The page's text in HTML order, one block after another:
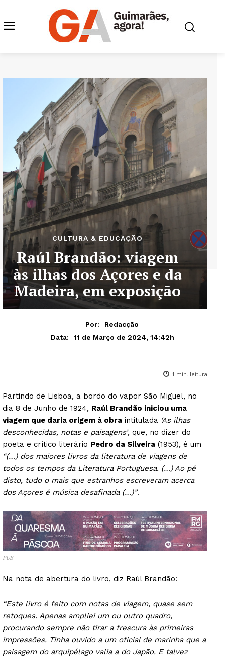
CULTURA & EDUCAÇÃO
Raúl Brandão: viagem
às ilhas dos Açores e da
Madeira, em exposição
Por:
Redacção
Data:
11 de Março de 2024, 14:42h
1 min. leitura
Partindo de Lisboa, a bordo do vapor São Miguel, no
dia 8 de Junho de 1924, Raúl Brandão iniciou uma
viagem que daria origem à obra intitulada ‘As ilhas
desconhecidas, notas e paisagens’, que, no dizer do
poeta e crítico literário Pedro da Silveira (1953), é um
“(…) dos maiores livros da literatura de viagens de
todos os tempos da Literatura Portuguesa. (…) Ao pé
disto, tudo o mais que estranhos escreveram acerca
dos Açores é música desafinada (…)”.
PUB
Na nota de abertura do livro, diz Raúl Brandão:
“Este livro é feito com notas de viagem, quase sem
retoques. Apenas ampliei um ou outro quadro,
procurando sempre não tirar a frescura às primeiras
impressões. Tinha ouvido a um oficial de marinha que a
paisagem do arquipélago valia a do Japão. E talvez